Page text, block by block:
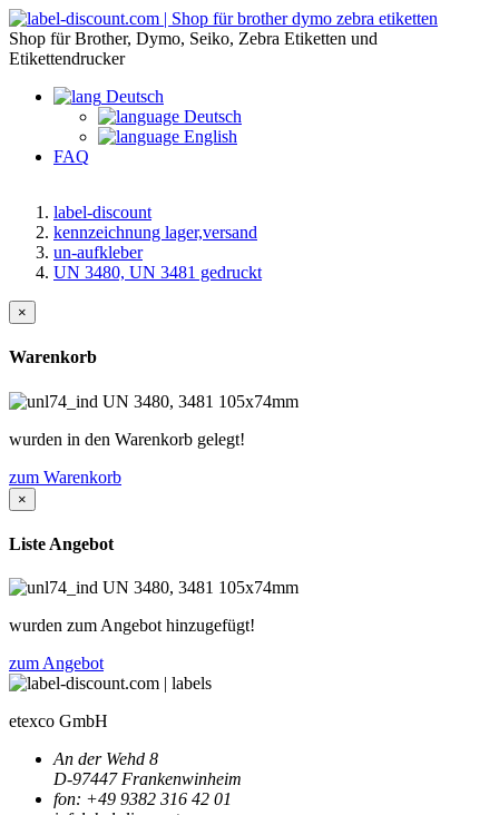
Shop für Brother, Dymo, Seiko, Zebra Etiketten und
Etikettendrucker
Deutsch
Deutsch
English
FAQ
label-discount
kennzeichnung lager,versand
un-aufkleber
UN 3480, UN 3481 gedruckt
×
Warenkorb
wurden in den Warenkorb gelegt!
zum Warenkorb
×
Liste Angebot
wurden zum Angebot hinzugefügt!
zum Angebot
etexco GmbH
An der Wehd 8
D-97447 Frankenwinheim
fon: +49 9382 316 42 01